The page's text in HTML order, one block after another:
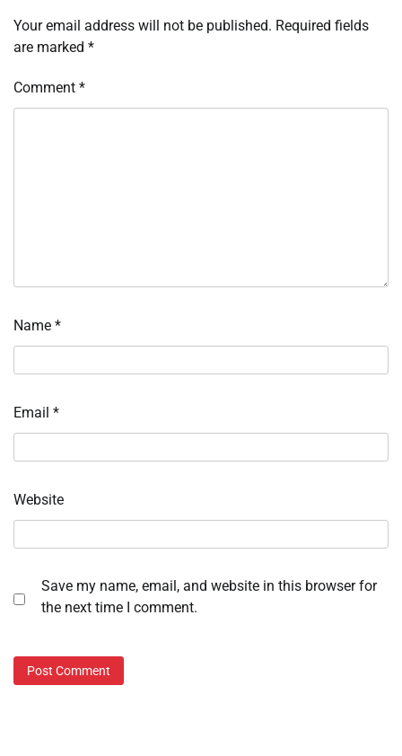
Your email address will not be published. Required fields
are marked *
Comment *
Name *
Email *
Website
Save my name, email, and website in this browser for
the next time I comment.